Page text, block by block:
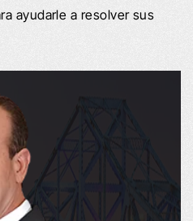
ayudarle a resolver sus